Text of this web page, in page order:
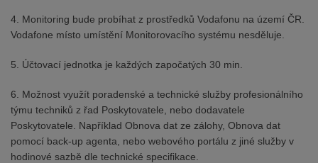
4. Monitoring bude probíhat z prostředků Vodafonu na území ČR.
Vodafone místo umístění Monitorovacího systému nesděluje.
5. Účtovací jednotka je každých započatých 30 min.
6. Možnost využít poradenské a technické služby profesionálního
týmu techniků z řad Poskytovatele, nebo dodavatele
Poskytovatele. Například Obnova dat ze zálohy, Obnova dat
pomocí back-up agenta, nebo webového portálu z jiné služby v
hodinové sazbě dle technické specifikace.